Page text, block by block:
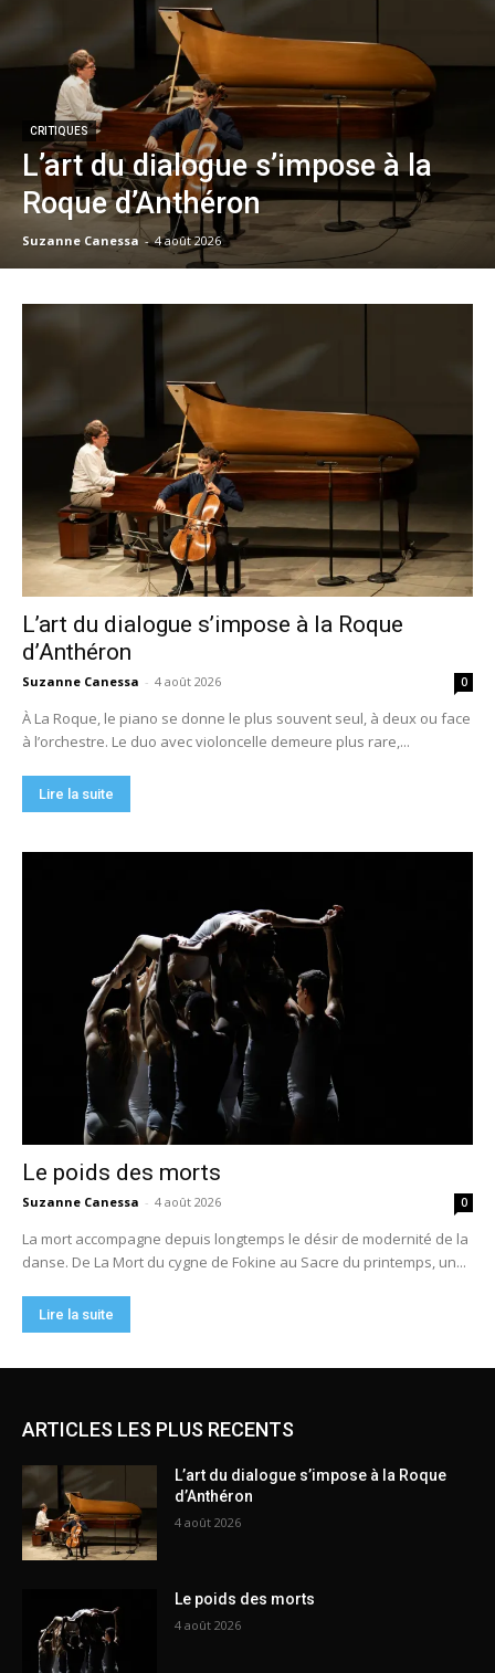
ARTICLES LES PLUS RECENTS
L’art du dialogue s’impose à la Roque
d’Anthéron
4 août 2026
Le poids des morts
4 août 2026